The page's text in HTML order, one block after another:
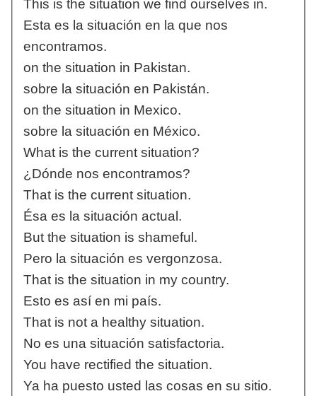
This is the situation we find ourselves in.
Esta es la situación en la que nos
encontramos.
on the situation in Pakistan.
sobre la situación en Pakistán.
on the situation in Mexico.
sobre la situación en México.
What is the current situation?
¿Dónde nos encontramos?
That is the current situation.
Ésa es la situación actual.
But the situation is shameful.
Pero la situación es vergonzosa.
That is the situation in my country.
Esto es así en mi país.
That is not a healthy situation.
No es una situación satisfactoria.
You have rectified the situation.
Ya ha puesto usted las cosas en su sitio.